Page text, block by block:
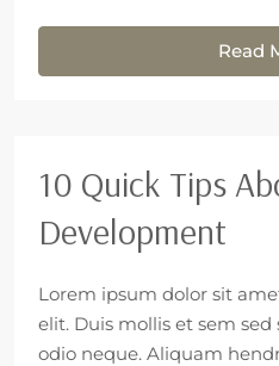
Read
10 Quick Tips
Development
Lorem ipsum dolor sit
elit. Duis mollis et sem
odio neque. Aliquam